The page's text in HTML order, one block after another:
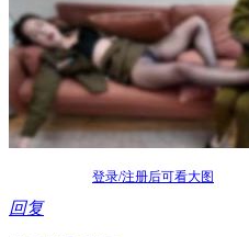
登录/注册后可看大图
回复